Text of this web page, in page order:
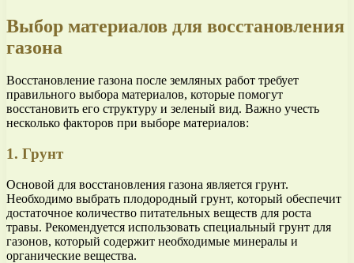
Выбор материалов для восстановления
газона
Восстановление газона после земляных работ требует
правильного выбора материалов, которые помогут
восстановить его структуру и зеленый вид. Важно учесть
несколько факторов при выборе материалов:
1. Грунт
Основой для восстановления газона является грунт.
Необходимо выбрать плодородный грунт, который обеспечит
достаточное количество питательных веществ для роста
травы. Рекомендуется использовать специальный грунт для
газонов, который содержит необходимые минералы и
органические вещества.